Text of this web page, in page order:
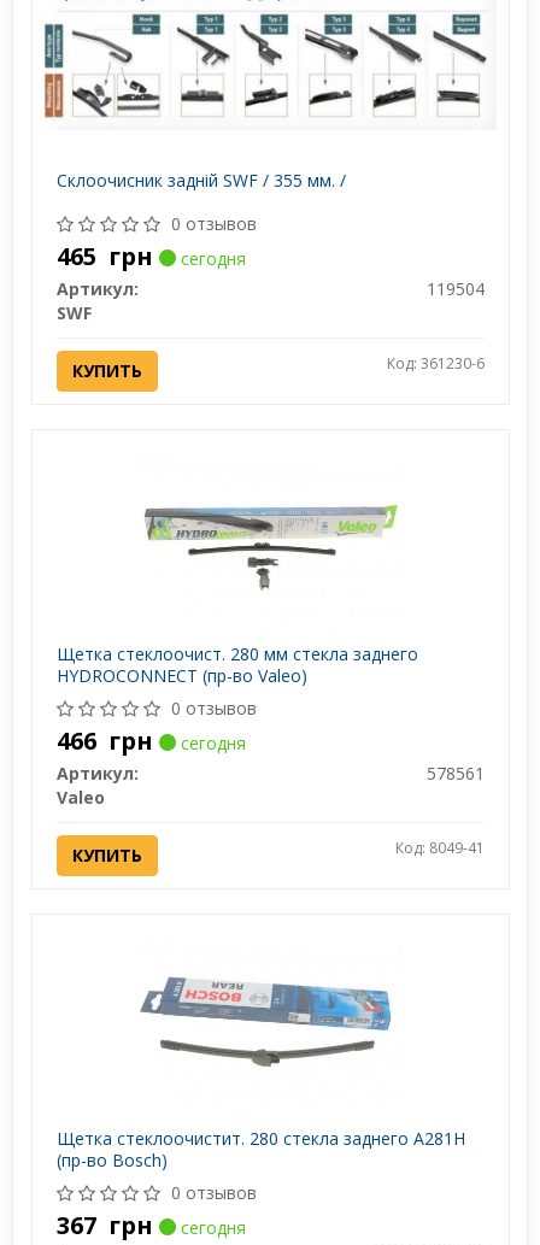
Склоочисник задній SWF / 355 мм. /
0 отзывов
465 грн
сегодня
Артикул:
119504
SWF
КУПИТЬ Код: 361230-6
Щетка стеклоочист. 280 мм стекла заднего
HYDROCONNECT (пр-во Valeo)
0 отзывов
466 грн
сегодня
Артикул:
578561
Valeo
КУПИТЬ Код: 8049-41
Щетка стеклоочистит. 280 стекла заднего A281H
(пр-во Bosch)
0 отзывов
367 грн
сегодня